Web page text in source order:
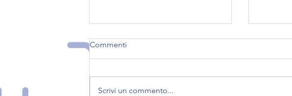
Commenti
Scrivi un commento...